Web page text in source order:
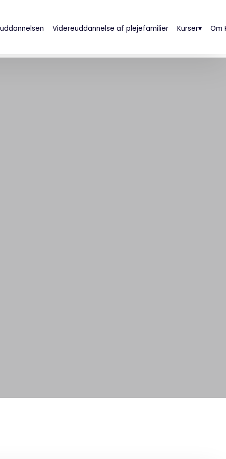
Videreuddannelse af plejefamilier Kurser▾ Om